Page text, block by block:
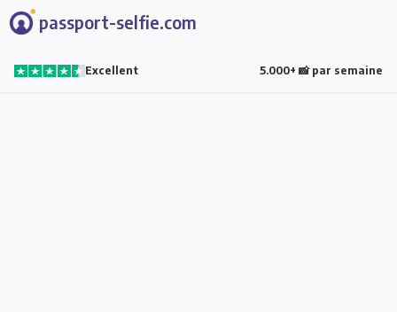
passport-selfie.com
Excellent 5.000+ 📸 par semaine